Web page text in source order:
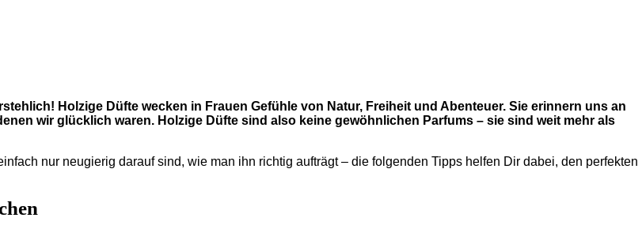
Holzige Düfte wecken in Frauen Gefühle von Natur, Freiheit und Abenteuer. Sie erinnern uns an
wir glücklich waren. Holzige Düfte sind also keine gewöhnlichen Parfums – sie sind weit mehr als
nur neugierig darauf sind, wie man ihn richtig aufträgt – die folgenden Tipps helfen Dir dabei, den perfekten